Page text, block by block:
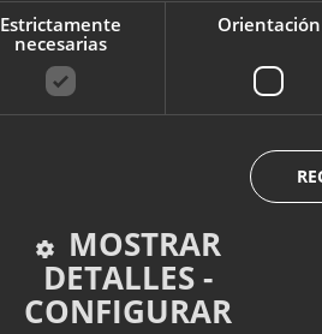
Estrictamente
necesarias
Orientación
MOSTRAR
DETALLES -
CONFIGURAR